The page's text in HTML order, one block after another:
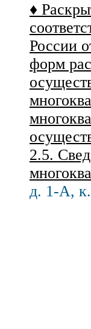
♦
России
форм
2.5.
д. 1-А,